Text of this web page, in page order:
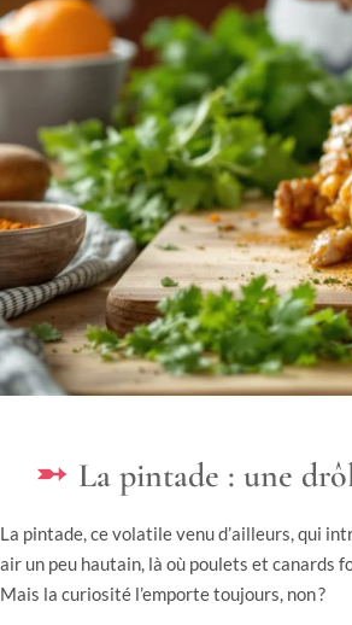
La pintade : une
La pintade, ce volatile venu d’ailleurs, qui
air un peu hautain, là où poulets et canards
Mais la curiosité l’emporte toujours, non ?